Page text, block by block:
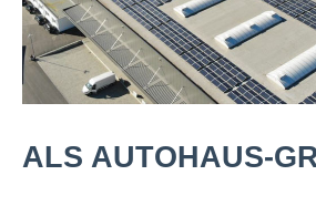
ALS AUTOHAUS-